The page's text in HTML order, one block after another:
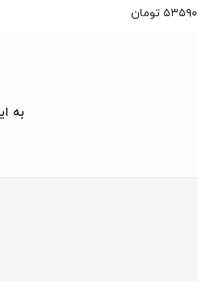
۵۳۵۹۰ تومان
به